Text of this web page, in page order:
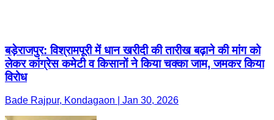
बड़ेराजपुर: विश्रामपूरी में धान खरीदी की तारीख बढ़ाने की मांग को
लेकर कांग्रेस कमेटी व किसानों ने किया चक्का जाम, जमकर किया
विरोध
Bade Rajpur, Kondagaon | Jan 30, 2026